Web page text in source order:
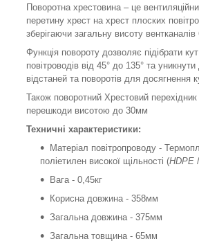
Поворотна хрестовина – це
перетину хрест на хрест плоских
зберігаючи загальну висоту вентканалів
Функція повороту дозволяє підібрати
повітроводів від 45° до 135° та
відстаней та поворотів для досягнення
Також поворотний Хрестовий
перешкоди висотою до 30мм
Техничні характеристики:
Матеріал повітропроводу -
поліетилен високої щільності (HDPE /
Вага - 0,45кг
Корисна довжина - 358мм
Загальна довжина - 375мм
Загальна товщина - 65мм